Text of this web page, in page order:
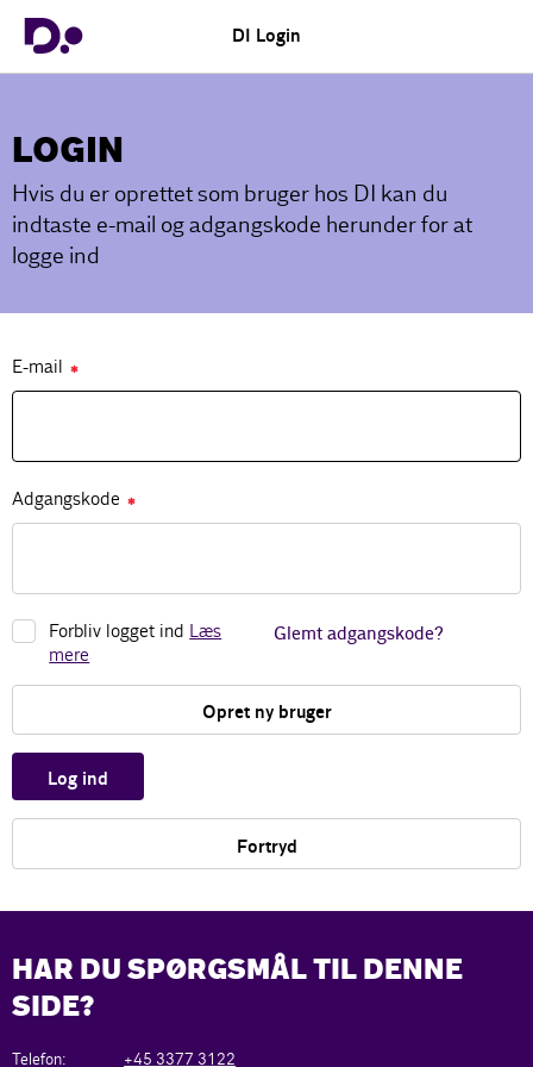
DI Login
LOGIN
Hvis du er oprettet som bruger hos DI kan du
indtaste e-mail og adgangskode herunder for at
logge ind
E-mail ✱
Adgangskode ✱
Forbliv logget ind Læs
mere
Glemt adgangskode?
Opret ny bruger
Log ind
Fortryd
HAR DU SPØRGSMÅL TIL DENNE
SIDE?
Telefon: +45 3377 3122